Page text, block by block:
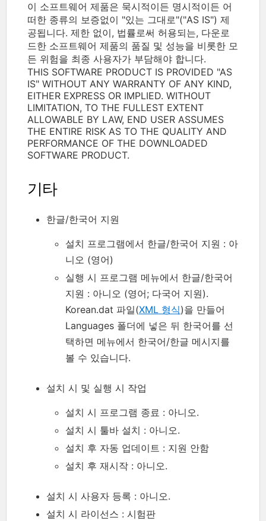
이 소프트웨어 제품은 묵시적이든 명시적이든 어
떠한 종류의 보증없이 "있는 그대로"("AS IS") 제
공됩니다. 제한 없이, 법률로써 허용되는, 다운로
드한 소프트웨어 제품의 품질 및 성능을 비롯한 모
든 위험을 최종 사용자가 부담해야 합니다.
THIS SOFTWARE PRODUCT IS PROVIDED "AS
IS" WITHOUT ANY WARRANTY OF ANY KIND,
EITHER EXPRESS OR IMPLIED. WITHOUT
LIMITATION, TO THE FULLEST EXTENT
ALLOWABLE BY LAW, END USER ASSUMES
THE ENTIRE RISK AS TO THE QUALITY AND
PERFORMANCE OF THE DOWNLOADED
SOFTWARE PRODUCT.
기타
한글/한국어 지원
설치 프로그램에서 한글/한국어 지원 : 아
니오 (영어)
실행 시 프로그램 메뉴에서 한글/한국어
지원 : 아니오 (영어; 다국어 지원).
Korean.dat 파일(XML 형식)을 만들어
Languages 폴더에 넣은 뒤 한국어를 선
택하면 메뉴에서 한국어/한글 메시지를
볼 수 있습니다.
설치 시 및 실행 시 작업
설치 시 프로그램 종료 : 아니오.
설치 시 툴바 설치 : 아니오.
설치 후 자동 업데이트 : 지원 안함
설치 후 재시작 : 아니오.
설치 시 사용자 등록 : 아니오.
설치 시 라이선스 : 시험판